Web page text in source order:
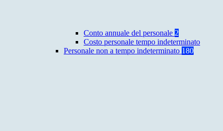
Conto annuale del personale 2
Costo personale tempo indeterminato
Personale non a tempo indeterminato 180